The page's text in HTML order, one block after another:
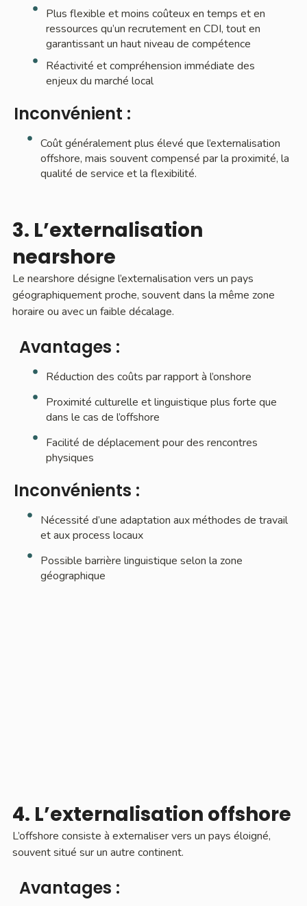
Plus flexible et moins coûteux en temps et en
ressources qu’un recrutement en CDI, tout en
garantissant un haut niveau de compétence
Réactivité et compréhension immédiate des
enjeux du marché local
Inconvénient :
Coût généralement plus élevé que l’externalisation
offshore, mais souvent compensé par la proximité, la
qualité de service et la flexibilité.
3. L’externalisation
nearshore
Le nearshore désigne l’externalisation vers un pays
géographiquement proche, souvent dans la même zone
horaire ou avec un faible décalage.
Avantages :
Réduction des coûts par rapport à l’onshore
Proximité culturelle et linguistique plus forte que
dans le cas de l’offshore
Facilité de déplacement pour des rencontres
physiques
Inconvénients :
Nécessité d’une adaptation aux méthodes de travail
et aux process locaux
Possible barrière linguistique selon la zone
géographique
4. L’externalisation offshore
L’offshore consiste à externaliser vers un pays éloigné,
souvent situé sur un autre continent.
Avantages :